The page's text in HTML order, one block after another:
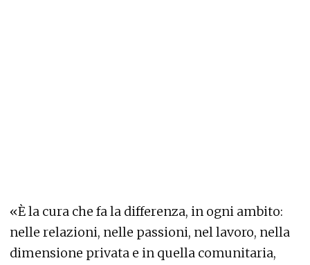
«È la cura che fa la differenza, in ogni ambito:
nelle relazioni, nelle passioni, nel lavoro, nella
dimensione privata e in quella comunitaria,